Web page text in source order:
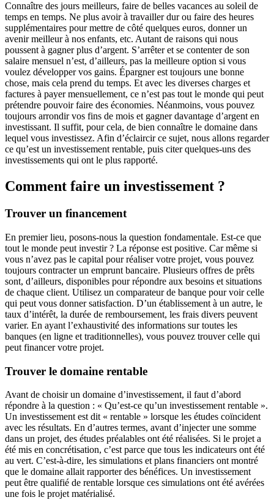
Connaître des jours meilleurs, faire de belles vacances au soleil de
temps en temps. Ne plus avoir à travailler dur ou faire des heures
supplémentaires pour mettre de côté quelques euros, donner un
avenir meilleur à nos enfants, etc. Autant de raisons qui nous
poussent à gagner plus d’argent. S’arrêter et se contenter de son
salaire mensuel n’est, d’ailleurs, pas la meilleure option si vous
voulez développer vos gains. Épargner est toujours une bonne
chose, mais cela prend du temps. Et avec les diverses charges et
factures à payer mensuellement, ce n’est pas tout le monde qui peut
prétendre pouvoir faire des économies. Néanmoins, vous pouvez
toujours arrondir vos fins de mois et gagner davantage d’argent en
investissant. Il suffit, pour cela, de bien connaître le domaine dans
lequel vous investissez. Afin d’éclaircir ce sujet, nous allons regarder
ce qu’est un investissement rentable, puis citer quelques-uns des
investissements qui ont le plus rapporté.
Comment faire un investissement ?
Trouver un financement
En premier lieu, posons-nous la question fondamentale. Est-ce que
tout le monde peut investir ? La réponse est positive. Car même si
vous n’avez pas le capital pour réaliser votre projet, vous pouvez
toujours contracter un emprunt bancaire. Plusieurs offres de prêts
sont, d’ailleurs, disponibles pour répondre aux besoins et situations
de chaque client. Utilisez un comparateur de banque pour voir celle
qui peut vous donner satisfaction. D’un établissement à un autre, le
taux d’intérêt, la durée de remboursement, les frais divers peuvent
varier. En ayant l’exhaustivité des informations sur toutes les
banques (en ligne et traditionnelles), vous pouvez trouver celle qui
peut financer votre projet.
Trouver le domaine rentable
Avant de choisir un domaine d’investissement, il faut d’abord
répondre à la question : « Qu’est-ce qu’un investissement rentable ».
Un investissement est dit « rentable » lorsque les études coïncident
avec les résultats. En d’autres termes, avant d’injecter une somme
dans un projet, des études préalables ont été réalisées. Si le projet a
été mis en concrétisation, c’est parce que tous les indicateurs ont été
au vert. C’est-à-dire, les simulations et plans financiers ont montré
que le domaine allait rapporter des bénéfices. Un investissement
peut être qualifié de rentable lorsque ces simulations ont été avérées
une fois le projet matérialisé.